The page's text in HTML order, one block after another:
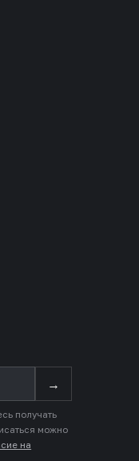
→
получать
можно
на